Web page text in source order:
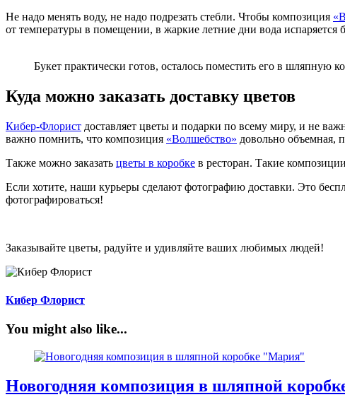
Не надо менять воду, не надо подрезать стебли. Чтобы композиция
от температуры в помещении, в жаркие летние дни вода испаряется
Букет практически готов, осталось поместить его в шляпную
Куда можно заказать доставку цветов
Кибер-Флорист доставляет цветы и подарки по всему миру, и не
важно помнить, что композиция «Волшебство» довольно объемная,
Также можно заказать цветы в коробке в ресторан. Такие
Если хотите, наши курьеры сделают фотографию доставки. Это
фотографироваться!
Заказывайте цветы, радуйте и удивляйте ваших любимых людей!
Кибер Флорист
You might also like...
Новогодняя композиция в шляпной